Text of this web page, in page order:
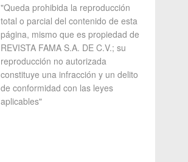
"Queda prohibida la reproducción
total o parcial del contenido de esta
página, mismo que es propiedad de
REVISTA FAMA S.A. DE C.V.; su
reproducción no autorizada
constituye una infracción y un delito
de conformidad con las leyes
aplicables"